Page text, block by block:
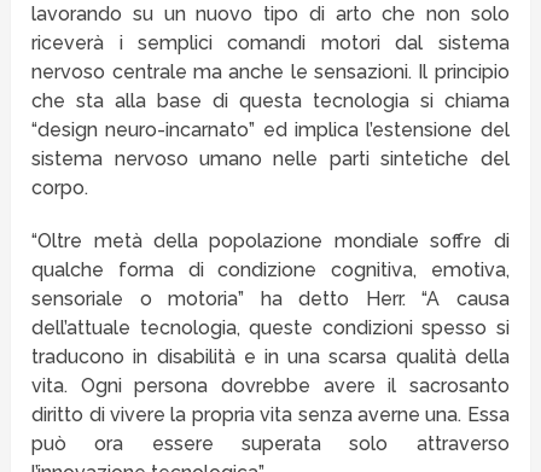
lavorando su un nuovo tipo di arto che non solo
riceverà i semplici comandi motori dal sistema
nervoso centrale ma anche le sensazioni. Il principio
che sta alla base di questa tecnologia si chiama
“design neuro-incarnato” ed implica l’estensione del
sistema nervoso umano nelle parti sintetiche del
corpo.
“Oltre metà della popolazione mondiale soffre di
qualche forma di condizione cognitiva, emotiva,
sensoriale o motoria” ha detto Herr. “A causa
dell’attuale tecnologia, queste condizioni spesso si
traducono in disabilità e in una scarsa qualità della
vita. Ogni persona dovrebbe avere il sacrosanto
diritto di vivere la propria vita senza averne una. Essa
può ora essere superata solo attraverso